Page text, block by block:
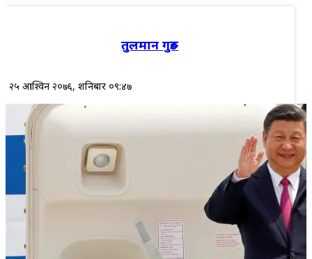
तुलमान गुरुङ
२५ आश्विन २०७६, शनिबार ०९:४७